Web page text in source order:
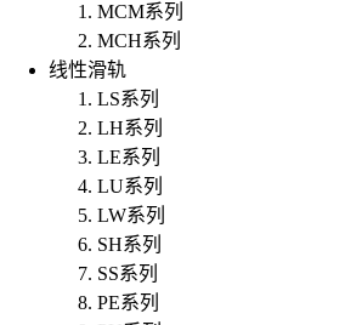
MCM系列
MCH系列
线性滑轨
LS系列
LH系列
LE系列
LU系列
LW系列
SH系列
SS系列
PE系列